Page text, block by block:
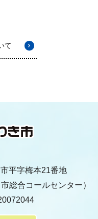
て
平字梅本21番地
市総合コールセンター）